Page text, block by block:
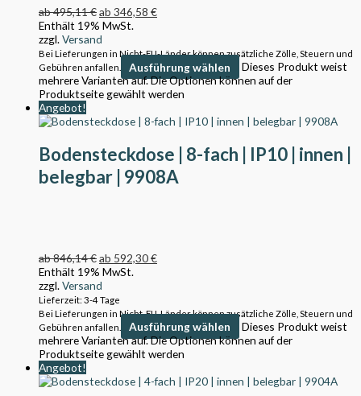
ab495,11€ab 346,58 €
Enthält 19% MwSt.
zzgl.Versand
Bei Lieferungen in Nicht-EU-Länder können zusätzliche Zölle, Steuern und
Gebühren anfallen.
Ausführung wählen
Dieses Produkt weist
mehrere Varianten auf. Die Optionen können auf der
Produktseite gewählt werden
Angebot!
Bodensteckdose | 8-fach | IP10 | innen |
belegbar | 9908A
ab846,14€ab 592,30€
Enthält 19% MwSt.
zzgl.Versand
Lieferzeit: 3-4 Tage
Bei Lieferungen in Nicht-EU-Länder können zusätzliche Zölle, Steuern und
Gebühren anfallen.
Ausführung wählen
Dieses Produkt weist
mehrere Varianten auf. Die Optionen können auf der
Produktseite gewählt werden
Angebot!